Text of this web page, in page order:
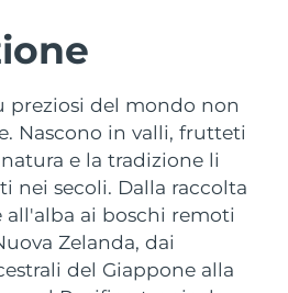
preziosi del mondo non
Nascono in valli, frutteti
e la tradizione li
nei secoli. Dalla raccolta
all'alba ai boschi remoti
Zelanda, dai
del Giappone alla
4 pacchetto
massage
4 Plus
Lifting viso
2 pacchetto
toning
2 go
Igiene orale
Consegna stimata 8/9/26
Consegna stimata8/15/26
Consegna stimata